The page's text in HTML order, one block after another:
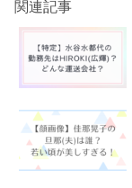
関連記事